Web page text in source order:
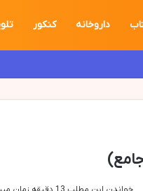
داروخانه کنکور